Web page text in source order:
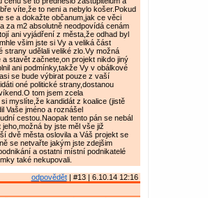
víte,že to neni a nebylo košer.Pokud
se a dokažte občanum,jak ce věci
za m2 absolutně neodpovídá cenám
ani vyjádření z města,že odhad byl
všim jste si Vy a veliká část
strany udělali veliké zlo.Vy možná
stavět začnete,on projekt nikdo jiný
ani podmínky,takže Vy v obálkové
se bude výbirat pouze z vaší
oné politické strany,dostanou
tom jsem zcela
myslíte,že kandidát z koalice (jistě
Vaše jméno a roznášel
cestou.Naopak tento pán se nebál
by jste měl vše již
dvě města oslovila a Váš projekt se
se netvařte jakým jste zdejšim
a ostatní místní podnikatelé
také nekupovali.
odpovědět| #13 | 6.10.14 12:16